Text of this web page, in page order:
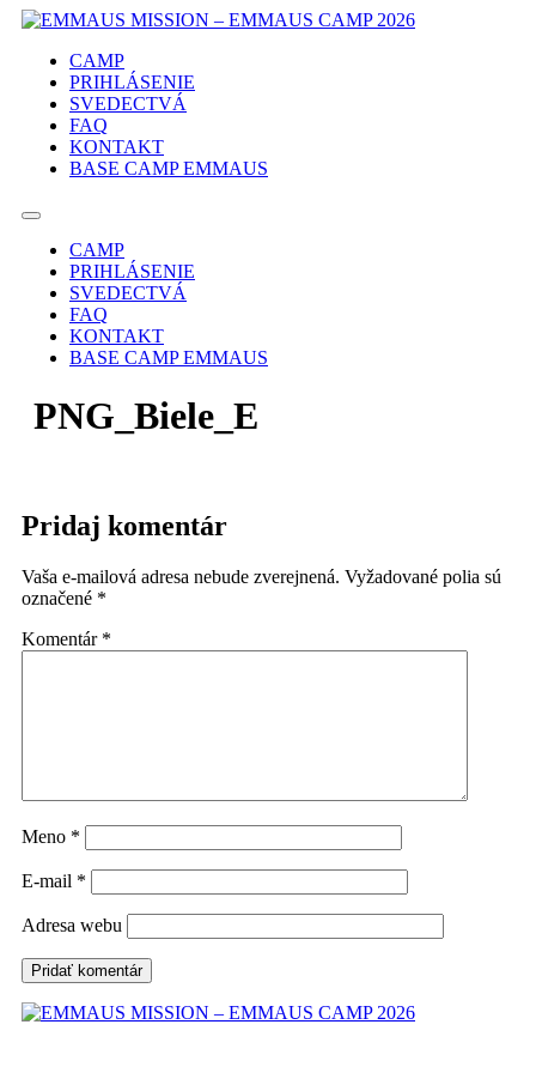
Preskočiť
obsah
CAMP
PRIHLÁSENIE
SVEDECTVÁ
FAQ
KONTAKT
BASE CAMP EMMAUS
Menu
CAMP
PRIHLÁSENIE
SVEDECTVÁ
FAQ
KONTAKT
BASE CAMP EMMAUS
PNG_Biele_E
Pridaj komentár
Vaša e-mailová adresa nebude zverejnená. Vyžadované polia sú
označené *
Komentár *
Meno *
E-mail *
Adresa webu